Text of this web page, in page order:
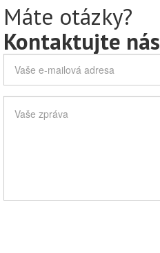
Máte otázky?
Kontaktujte nás